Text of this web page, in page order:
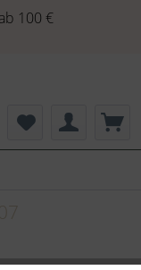
100 €